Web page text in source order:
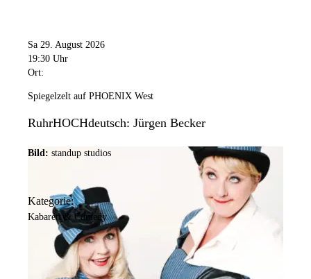
Sa 29. August 2026
19:30 Uhr
Ort:
Spiegelzelt auf PHOENIX West
RuhrHOCHdeutsch: Jürgen Becker
Bild: standup studios
Kategorie:
Kabarett & Comedy